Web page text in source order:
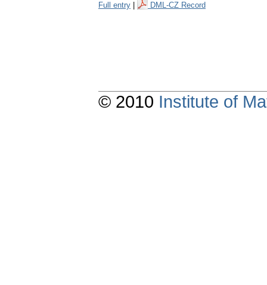
Full entry DML-CZ Record
© 2010 Institute of